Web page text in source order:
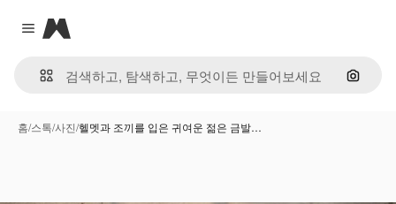
Close menu
Magnific
이미지
홈/스톡/사진/헬멧과 조끼를 입은 귀여운 젊은 금발…